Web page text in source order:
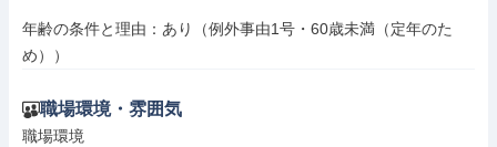
年齢の条件と理由：あり（例外事由1号・60歳未満（定年のた
め））
職場環境・雰囲気
職場環境